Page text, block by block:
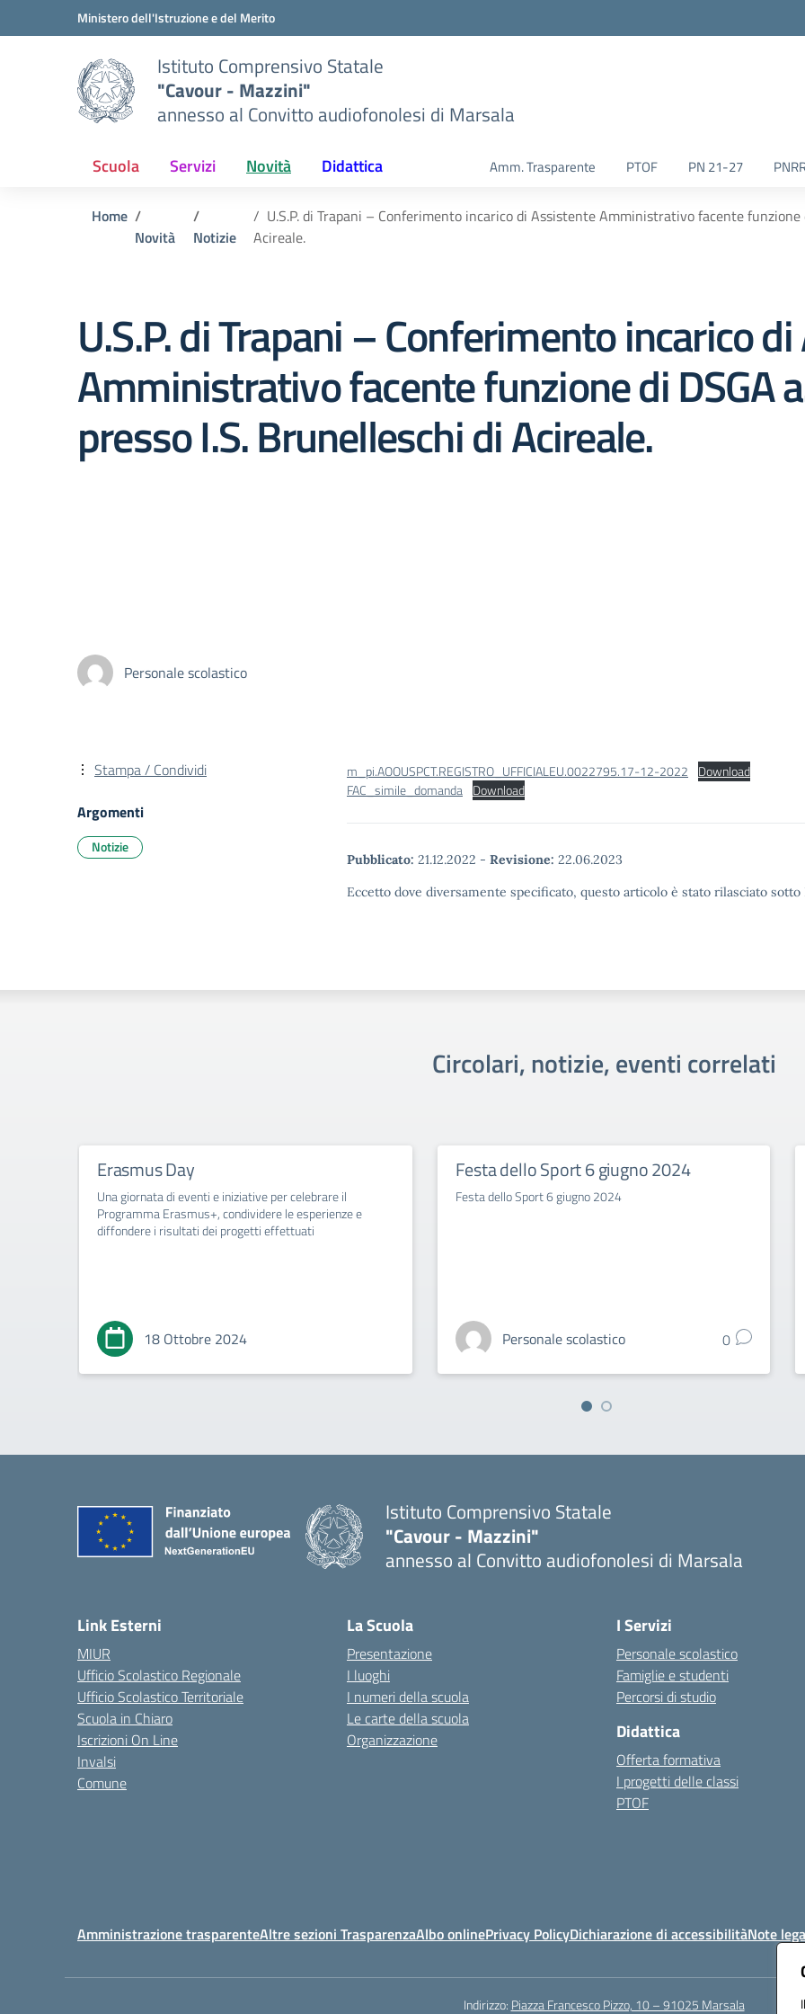
Vai ai contenuti
Vai al menu di navigazioneMinistero dell'Istruzione e del Merito
Istituto Comprensivo Statale
"Cavour - Mazzini"
annesso al Convitto audiofonolesi di Marsala
Scuola Servizi Novità Didattica Amm. Trasparente PTOF PN 21-27
Home
Novità
Notizie
U.S.P. di Trapani – Conferimento incarico di Assistente Amministrativo facente
Acireale.
U.S.P. di Trapani – Conferimento incarico
Amministrativo facente funzione di DSGA
presso I.S. Brunelleschi di Acireale.
Personale scolastico
m_pi.AOOUSPCT.REGISTRO_UFFICIALEU.0022795.17-12-2022 Download
FAC_simile_domanda Download
Pubblicato: 21.12.2022 - Revisione: 22.06.2023
Eccetto dove diversamente specificato, questo articolo è stato rilasciato
Stampa / Condividi
Argomenti
Notizie
Circolari, notizie, eventi correlati
Erasmus Day
Una giornata di eventi e iniziative per celebrare il
Programma Erasmus+, condividere le esperienze e
diffondere i risultati dei progetti effettuati
18 Ottobre 2024
Festa dello Sport 6 giugno 2024
Festa dello Sport 6 giugno 2024
Personale scolastico 0
Istituto Comprensivo Statale
"Cavour - Mazzini"
annesso al Convitto audiofonolesi di Marsala
Link Esterni
MIUR
Ufficio Scolastico Regionale
Ufficio Scolastico Territoriale
Scuola in Chiaro
Iscrizioni On Line
Invalsi
Comune
La Scuola
Presentazione
I luoghi
I numeri della scuola
Le carte della scuola
Organizzazione
I Servizi
Personale scolastico
Famiglie e studenti
Percorsi di studio
Didattica
Offerta formativa
I progetti delle classi
PTOF
Amministrazione trasparenteAltre sezioni TrasparenzaAlbo onlinePrivacy PolicyDichiarazione di accessibilitàNote
Indirizzo: Piazza Francesco Pizzo, 10 – 91025 Marsala